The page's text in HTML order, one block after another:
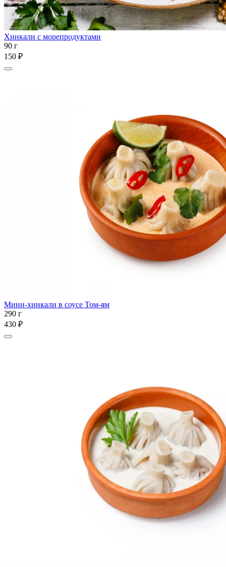
Хинкали с морепродуктами
90 г
150 ₽
Мини-хинкали в соусе Том-ям
290 г
430 ₽